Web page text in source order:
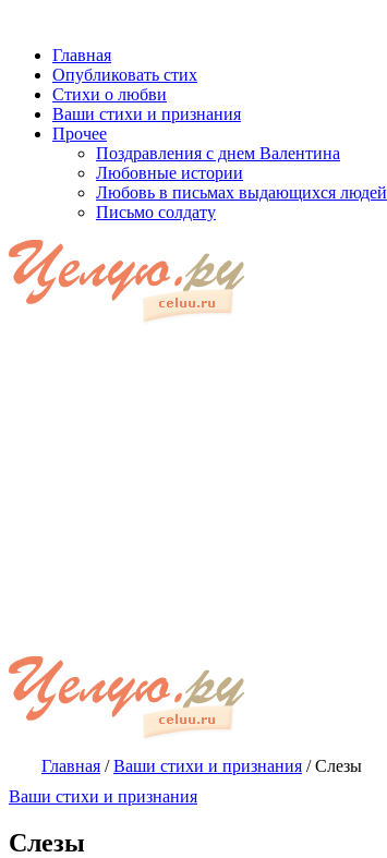
Главная
Опубликовать стих
Стихи о любви
Ваши стихи и признания
Прочее
Поздравления с днем Валентина
Любовные истории
Любовь в письмах выдающихся людей
Письмо солдату
Главная /Ваши стихи и признания /Слезы
Ваши стихи и признания
Слезы